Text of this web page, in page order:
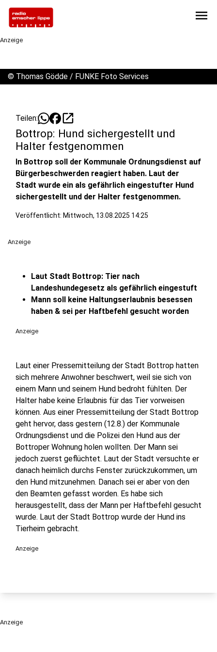
menu
Anzeige
© Thomas Gödde / FUNKE Foto Services
Teilen: open_in_new
Bottrop: Hund sichergestellt und
Halter festgenommen
In Bottrop soll der Kommunale Ordnungsdienst auf
Bürgerbeschwerden reagiert haben. Laut der
Stadt wurde ein als gefährlich eingestufter Hund
sichergestellt und der Halter festgenommen.
Veröffentlicht: Mittwoch, 13.08.2025 14:25
Anzeige
Laut Stadt Bottrop: Tier nach
Landeshundegesetz als gefährlich eingestuft
Mann soll keine Haltungserlaubnis besessen
haben & sei per Haftbefehl gesucht worden
Anzeige
Laut einer Pressemitteilung der Stadt Bottrop hatten
sich mehrere Anwohner beschwert, weil sie sich von
einem Mann und seinem Hund bedroht fühlten. Der
Halter habe keine Erlaubnis für das Tier vorweisen
können. Aus einer Pressemitteilung der Stadt Bottrop
geht hervor, dass gestern (12.8.) der Kommunale
Ordnungsdienst und die Polizei den Hund aus der
Bottroper Wohnung holen wollten. Der Mann sei
jedoch zuerst geflüchtet. Laut der Stadt versuchte er
danach heimlich durchs Fenster zurückzukommen, um
den Hund mitzunehmen. Danach sei er aber von den
den Beamten gefasst worden. Es habe sich
herausgestellt, dass der Mann per Haftbefehl gesucht
wurde. Laut der Stadt Bottrop wurde der Hund ins
Tierheim gebracht.
Anzeige
Anzeige